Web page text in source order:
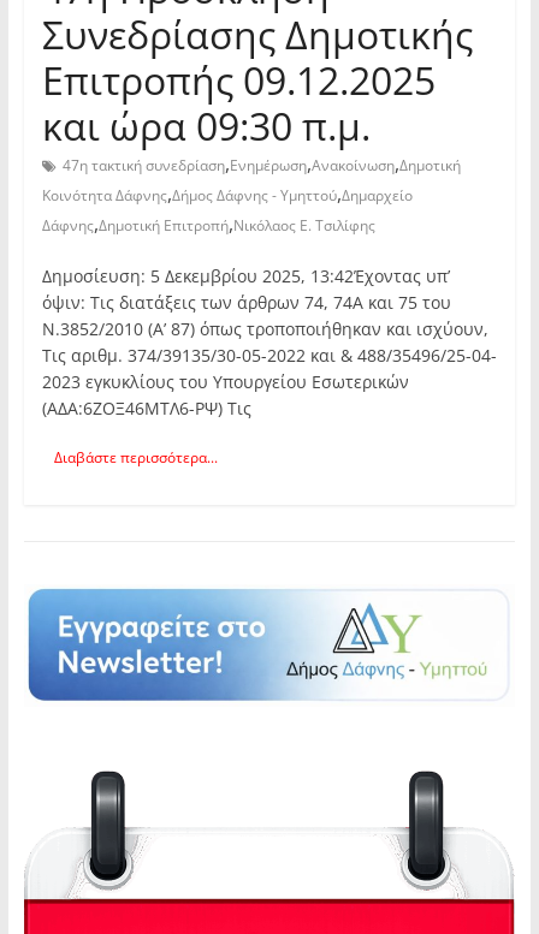
Συνεδρίασης Δημοτικής
Επιτροπής 09.12.2025
και ώρα 09:30 π.μ.
47η τακτική συνεδρίαση,Ενημέρωση,Ανακοίνωση,Δημοτική
Κοινότητα Δάφνης,Δήμος Δάφνης - Υμηττού,Δημαρχείο
Δάφνης,Δημοτική Επιτροπή,Νικόλαος Ε. Τσιλίφης
Δημοσίευση: 5 Δεκεμβρίου 2025, 13:42Έχοντας υπ’
όψιν: Τις διατάξεις των άρθρων 74, 74Α και 75 του
Ν.3852/2010 (Α’ 87) όπως τροποποιήθηκαν και ισχύουν,
Τις αριθμ. 374/39135/30-05-2022 και & 488/35496/25-04-
2023 εγκυκλίους του Υπουργείου Εσωτερικών
(ΑΔΑ:6ΖΟΞ46ΜΤΛ6-ΡΨ) Τις
Διαβάστε περισσότερα...